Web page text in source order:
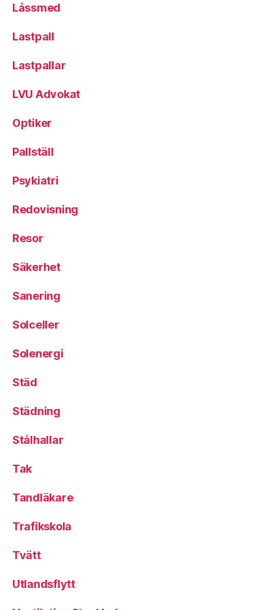
Låssmed
Lastpall
Lastpallar
LVU Advokat
Optiker
Pallställ
Psykiatri
Redovisning
Resor
Säkerhet
Sanering
Solceller
Solenergi
Städ
Städning
Stålhallar
Tak
Tandläkare
Trafikskola
Tvätt
Utlandsflytt